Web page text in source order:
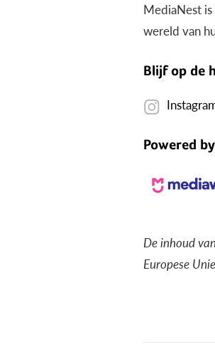
MediaNest
wereld van
Blijf op de
Powered by
De inhoud
Europese